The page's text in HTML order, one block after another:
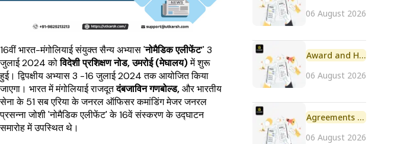
16वीं भारत-मंगोलियाई संयुक्त सैन्य अभ्यास 'नोमैडिक एलीफेंट’' 3
जुलाई 2024 कोविदेशी प्रशिक्षण नोड, उमरोई (मेघालय)में शुरू
हुई। द्विपक्षीय अभ्यास 3 -16 जुलाई 2024 तक आयोजित किया
जाएगा। भारत में मंगोलियाई राजदूतदंबजाविन गणबोल्ड,और भारतीय
सेना के 51 सब एरिया के जनरल ऑफिसर कमांडिंग मेजर जनरल
प्रसन्ना जोशी 'नोमैडिक एलीफेंट' के 16वें संस्करण के उद्घाटन
समारोह में उपस्थित थे।
06 August 2026
Award and Honour
06 August 2026
Agreements and MoU
06 August 2026